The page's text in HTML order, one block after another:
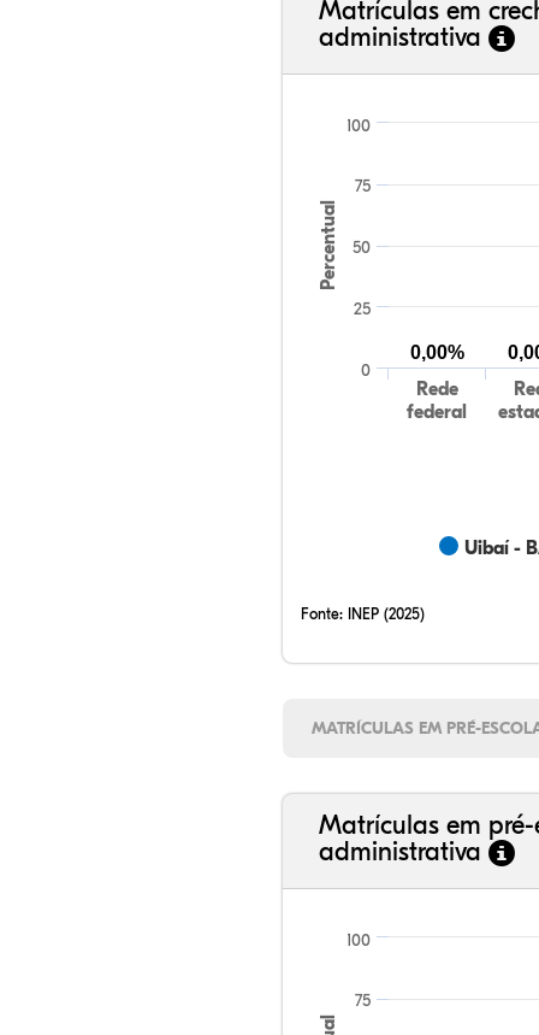
Matrículas em
administrativa
Percentual
Uibaí -
Rede
federal
0
100
25
50
75
0,00%
Fonte: INEP (2025)
MATRÍCULAS EM PRÉ-
Matrículas em
administrativa
100
75